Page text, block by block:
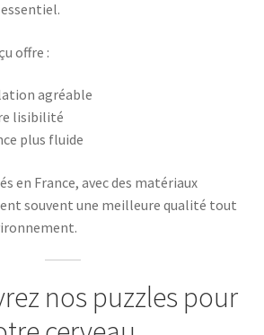
offre :
agréable
lisibilité
plus fluide
en France, avec des matériaux
souvent une meilleure qualité tout
nos puzzles pour